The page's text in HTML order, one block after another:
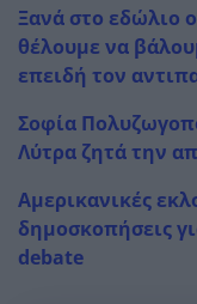
Ξανά στο εδώλιο
θέλουμε να
επειδή τον
Σοφία
Λύτρα ζητά την
Αμερικανικές
δημοσκοπήσεις
debate